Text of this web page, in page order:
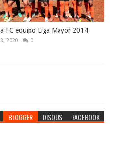
FC equipo Liga Mayor 2014
2020 0
BLOGGER DISQUS FACEBOOK